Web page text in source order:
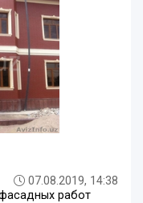
07.08.2019, 14:38
работ